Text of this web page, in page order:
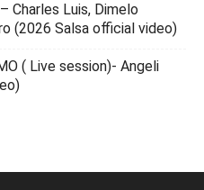
Charles Luis, Dimelo
(2026 Salsa official video)
( Live session)- Angeli